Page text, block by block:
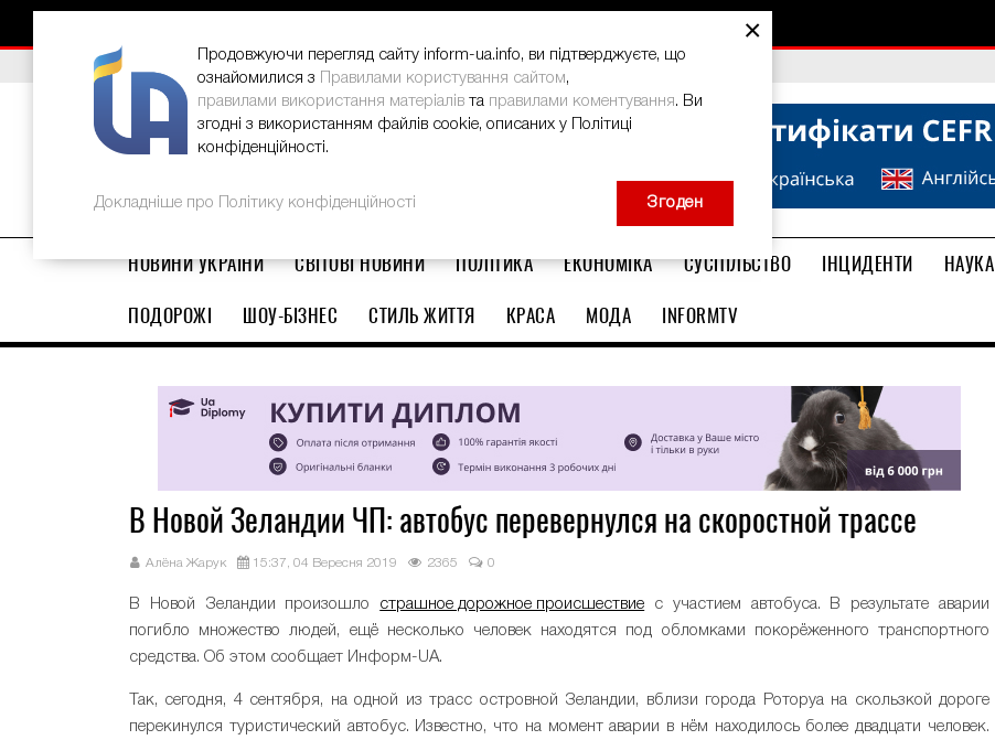
ВИБІР РЕДАКЦІЇ В Україні стартував ювілейний Global Teacher Prize-2026
НОВИНИ УКРАЇНИ СВІТОВІ НОВИНИ ПОЛІТИКА ЕКОНОМІКА СУСПІЛЬСТВО ІНЦИДЕНТИ НАУКА
ПОДОРОЖІ
ШОУ-БІЗНЕС СТИЛЬ ЖИТТЯ КРАСА МОДА INFORMTV
В Новой Зеландии ЧП: автобус перевернулся на скоростной трассе
Алёна Жарук 15:37, 04 Вересня 2019 2365 0
В Новой Зеландии произошло страшное дорожное происшествие с участием автобуса. В результате аварии
погибло множество людей, ещё несколько человек находятся под обломками покорёженного транспортного
средства. Об этом сообщает Информ-UA.
Так, сегодня, 4 сентября, на одной из трасс островной Зеландии, вблизи города Роторуа на скользкой дороге
перекинулся туристический автобус. Известно, что на момент аварии в нём находилось более двадцати человек.
×
Продовжуючи перегляд сайту inform-ua.info, ви підтверджуєте, що
ознайомилися з
Правилами користування сайтом,
правилами використання матеріалів та правилами коментування. Ви
згодні з використанням файлів cookie, описаних у Політиці
конфіденційності.
Докладніше про Політику конфіденційності Згоден